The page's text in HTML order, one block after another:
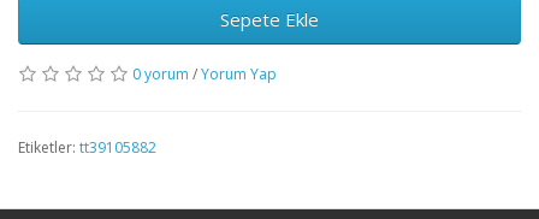
Sepete Ekle
0 yorum /Yorum Yap
Etiketler: tt39105882